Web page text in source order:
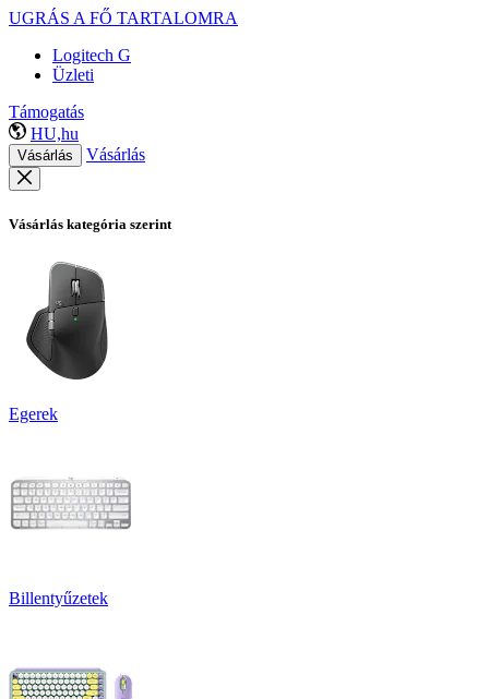
UGRÁS A FŐ TARTALOMRA
Logitech G
Üzleti
Támogatás
HU,hu
Vásárlás Vásárlás
Vásárlás kategória szerint
Egerek
Billentyűzetek